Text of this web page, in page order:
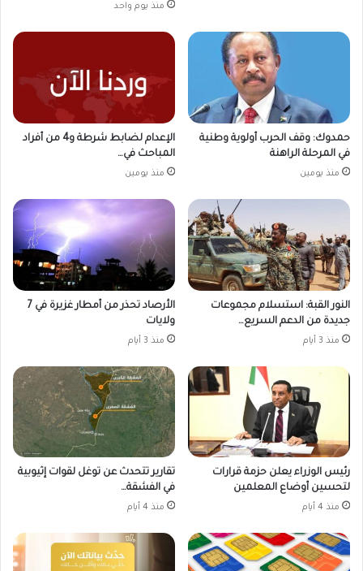
منذ يوم واحد
حمدوك: وقف الحرب أولوية وطنية
في المرحلة الراهنة
منذ يومين
الإعدام لضابط شرطة و4 من أفراد
المباحث في…
منذ يومين
النور القبة: استسلام مجموعات
جديدة من الدعم السريع…
منذ 3 أيام
الأرصاد تحذر من أمطار غزيرة في 7
ولايات
منذ 3 أيام
رئيس الوزراء يعلن حزمة قرارات
لتحسين أوضاع المعلمين
منذ 4 أيام
تقارير تتحدث عن توغل لقوات إثيوبية
في الفشقة…
منذ 4 أيام